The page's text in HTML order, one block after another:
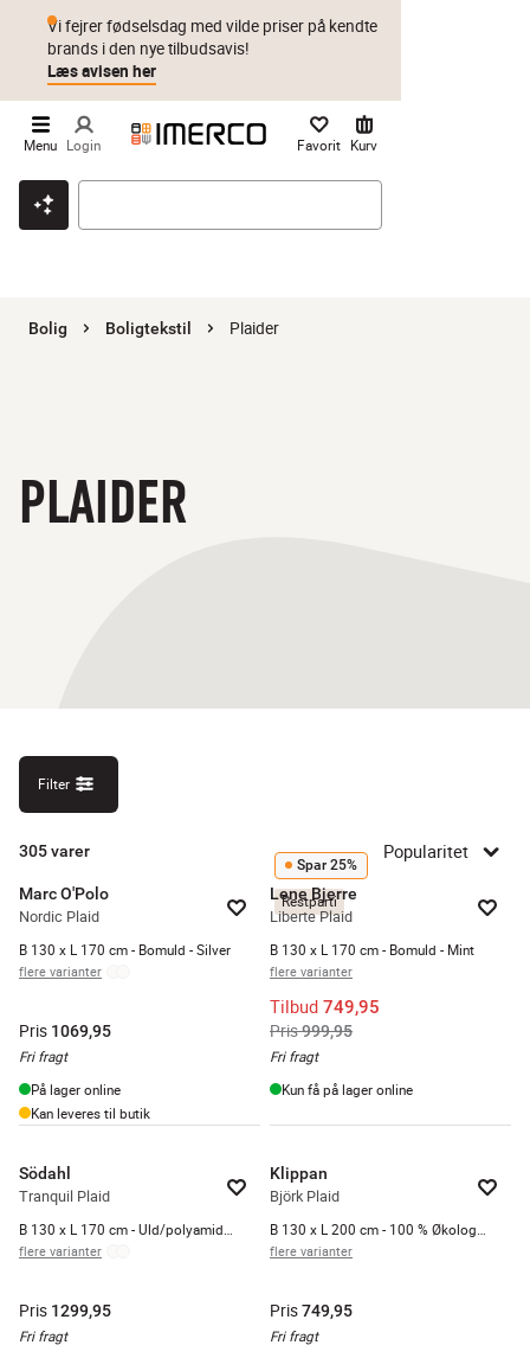
Klik & hent Byt i 1 år Prismatch
Vi fejrer fødselsdag med vilde priser på kendte
brands i den nye tilbudsavis!
Læs avisen her
Menu Login Favorit Kurv
Bolig Boligtekstil Plaider
PLAIDER
Filter
305varer Popularitet
Marc O'Polo
Nordic Plaid
B 130 x L 170 cm - Bomuld - Silver
flere varianter
Pris 1069,95
Fri fragt
På lager online
Kan leveres til butik
Restparti
Spar 25%
Lene Bjerre
Liberte Plaid
B 130 x L 170 cm - Bomuld - Mint
flere varianter
Tilbud 749,95
Pris999,95
Fri fragt
Kun få på lager online
Södahl
Tranquil Plaid
flere varianter
Pris 1299,95
Fri fragt
Klippan
Björk Plaid
flere varianter
Pris749,95
Fri fragt